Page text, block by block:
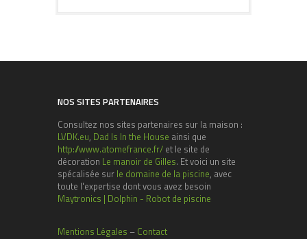
NOS SITES PARTENAIRES
Consultez nos sites partenaires sur la maison :
LVDK.eu, Dad Is In the House ainsi que
http://www.atomefrance.fr/ et le site de
décoration Le manoir de Gilles. Et voici un site
spécalisée sur le domaine de la piscine, avec
toute l'expertise dont vous avez besoin
Maytronics | Dolphin - Robot de piscine
Mentions Légales – Contact